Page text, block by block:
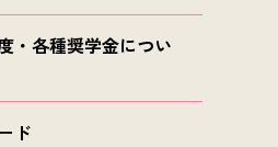
・各種奨学金につい
ド